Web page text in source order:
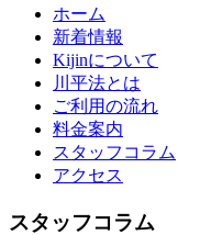
ホーム
新着情報
Kijinについて
川平法とは
ご利用の流れ
料金案内
スタッフコラム
アクセス
スタッフコラム